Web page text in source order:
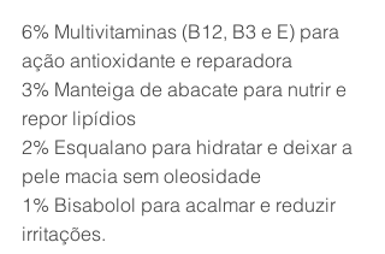
6% Multivitaminas (B12, B3 e E) para
ação antioxidante e reparadora
3% Manteiga de abacate para nutrir e
repor lipídios
2% Esqualano para hidratar e deixar a
pele macia sem oleosidade
1% Bisabolol para acalmar e reduzir
irritações.